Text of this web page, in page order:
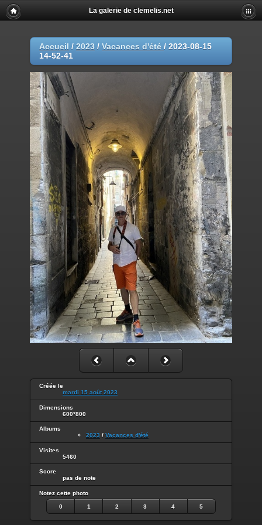
La galerie de clemelis.net
Accueil / 2023 / Vacances d'été / 2023-08-15
14-52-41
Créée le
mardi 15 août 2023
Dimensions
600*800
Albums
2023 / Vacances d'été
Visites
5460
Score
pas de note
Notez cette photo
0 1 2 3 4 5